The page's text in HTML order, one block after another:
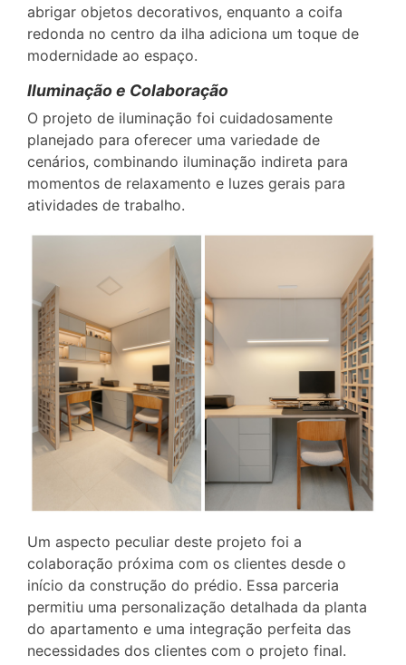
abrigar objetos decorativos, enquanto a coifa
redonda no centro da ilha adiciona um toque de
modernidade ao espaço.
Iluminação e Colaboração
O projeto de iluminação foi cuidadosamente
planejado para oferecer uma variedade de
cenários, combinando iluminação indireta para
momentos de relaxamento e luzes gerais para
atividades de trabalho.
Um aspecto peculiar deste projeto foi a
colaboração próxima com os clientes desde o
início da construção do prédio. Essa parceria
permitiu uma personalização detalhada da planta
do apartamento e uma integração perfeita das
necessidades dos clientes com o projeto final.